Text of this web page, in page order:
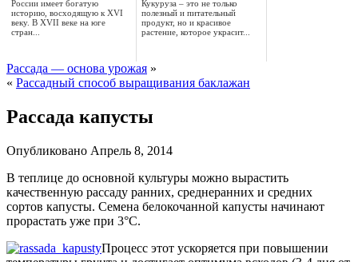
России имеет богатую
историю, восходящую к XVI
веку. В XVII веке на юге
стран...
Кукуруза – это не только
полезный и питательный
продукт, но и красивое
растение, которое украсит...
Рассада — основа урожая »
« Рассадный способ выращивания баклажан
Рассада капусты
Опубликовано Апрель 8, 2014
В теплице до основной культуры можно вырастить
качественную рассаду ранних, среднеранних и средних
сортов капусты. Семена белокочанной капусты начинают
прорастать уже при 3°С.
Процесс этот ускоряется при повышении